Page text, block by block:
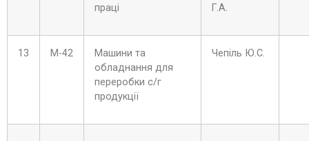
праці
Г.А.
13 М-42
Машини та
обладнання для
переробки с/г
продукції
Чепіль Ю.С.